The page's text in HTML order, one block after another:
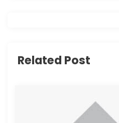
a
Related Post